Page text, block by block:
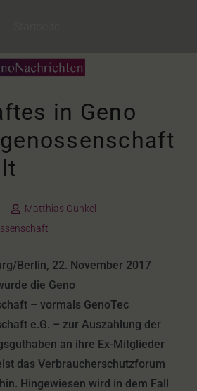
in Geno
Matthias Günkel
Berlin, 22. November 2017
die Geno
– vormals GenoTec
e.G. – zur Auszahlung der
an ihre Ex-Mitglieder
das Verbraucherschutzforum
Hingewiesen wird in dem Fall